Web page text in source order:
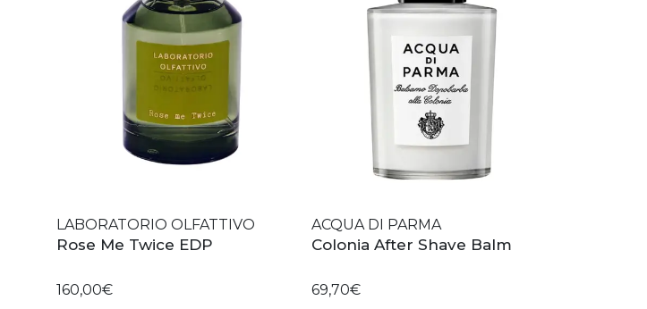
LABORATORIO OLFATTIVO
Rose Me Twice EDP
160,00€
ACQUA DI PARMA
Colonia After Shave Balm
69,70€